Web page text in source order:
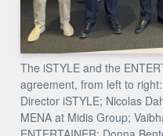
The iSTYLE and the
agreement, from left to
Director iSTYLE; Nicolas
MENA at Midis Group;